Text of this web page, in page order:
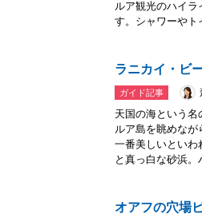
ルア観光のハイ
す。シャワーやト
ラニカイ・ビ
ガイド記事
天国の海という名
ルア島を眺めな
一番美しいといわ
と真っ白な砂浜
オアフの穴場